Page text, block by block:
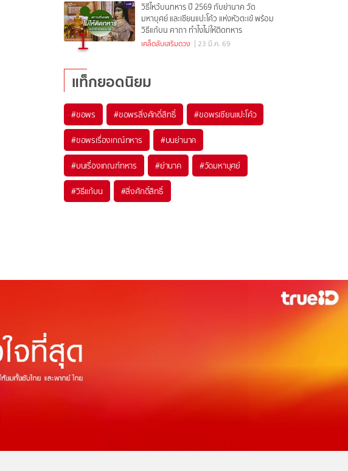
1
วิธีไหว้บนทหาร ปี 2569 กับย่านาค วัด
มหาบุศย์ และเซียนแปะโค้ว แห่งหัวตะเข้ พร้อม
วิธีแก้บน คาถา ทำไงไม่ให้ติดทหาร
เคล็ดลับเสริมดวง | 23 มี.ค. 69
แท็กยอดนิยม
#ขอพร #ขอพรสิ่งศักดิ์สิทธิ์ #ขอพรเซียนแปะโค้ว
#ขอพรเรื่องเกณ์ทหาร #บนย่านาค
#บนเรื่องเกณฑ์ทหาร #ย่านาค #วัดมหาบุศย์
#วิธีแก้บน #สิ่งศักดิ์สิทธิ์